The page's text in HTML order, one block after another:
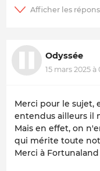
Odyssée
15 mars 2025 à
Merci pour le sujet,
entendus ailleurs il
Mais en effet, on
qui mérite toute
Merci à